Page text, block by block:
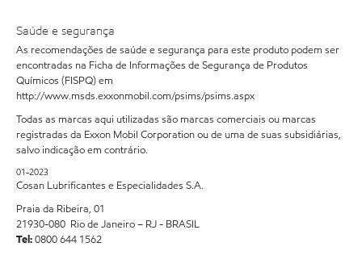
Saúde e segurança
As recomendações de saúde e segurança para este produto podem ser
encontradas na Ficha de Informações de Segurança de Produtos
Químicos (FISPQ) em
http://www.msds.exxonmobil.com/psims/psims.aspx
Todas as marcas aqui utilizadas são marcas comerciais ou marcas
registradas da Exxon Mobil Corporation ou de uma de suas subsidiárias,
salvo indicação em contrário.
01-2023
Cosan Lubrificantes e Especialidades S.A.
Praia da Ribeira, 01
21930-080 Rio de Janeiro – RJ - BRASIL
Tel:0800 644 1562